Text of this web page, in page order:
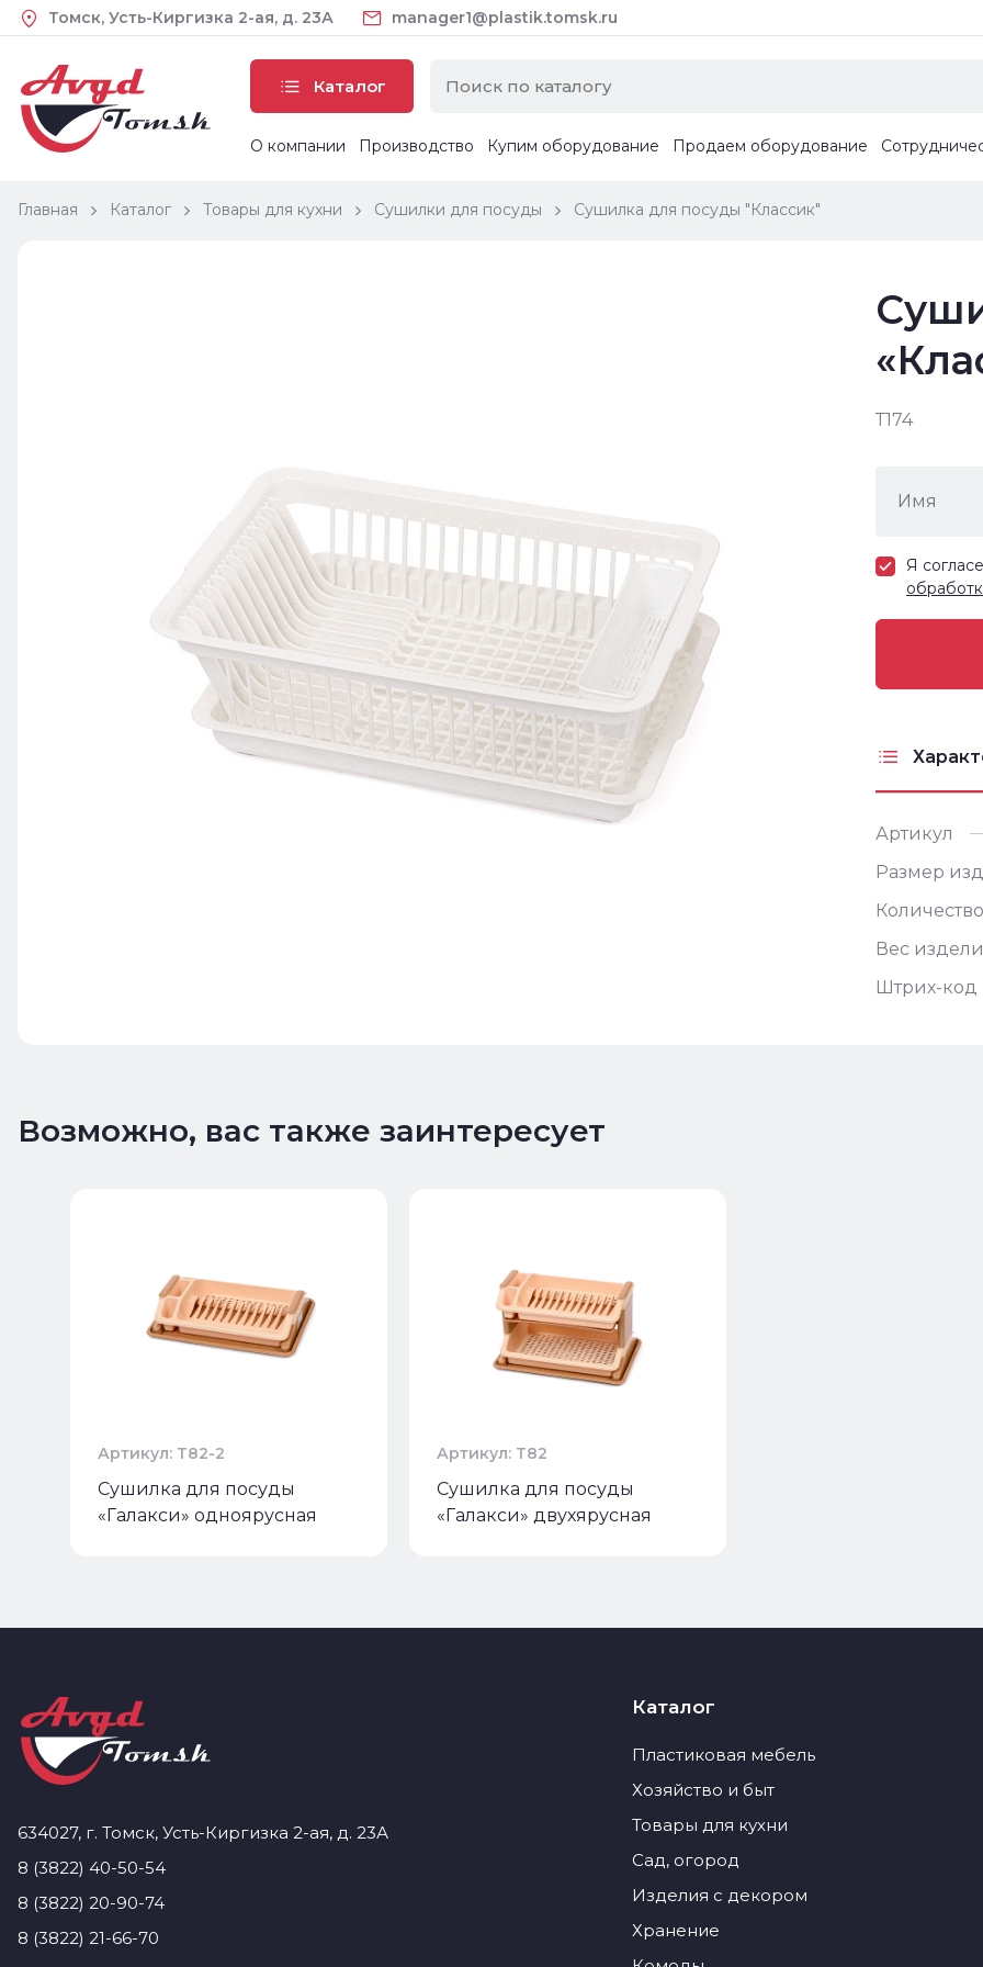
Томск, Усть-Киргизка 2-ая, д. 23А manager1@plastik.tomsk.ru
Каталог
О компании Производство Купим оборудование Продаем оборудование
Главная Каталог Товары для кухни Сушилки для посуды Сушилка для посуды "Классик"
Т174
Я
Артикул
Размер
Вес
Штрих-код
Возможно, вас также заинтересует
Артикул: Т82-2
Сушилка для посуды
«Галакси» одноярусная
Артикул: Т82
Сушилка для посуды
«Галакси» двухярусная
634027, г. Томск, Усть-Киргизка 2-ая, д. 23А
8 (3822) 40-50-54
8 (3822) 20-90-74
8 (3822) 21-66-70
Каталог
Пластиковая мебель
Хозяйство и быт
Товары для кухни
Сад, огород
Изделия с декором
Хранение